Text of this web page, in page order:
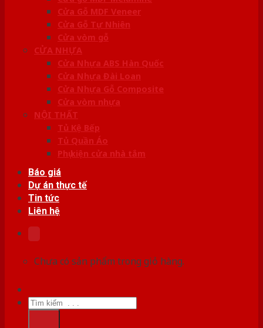
Cửa Gỗ MDF Veneer
Cửa Gỗ Tự Nhiên
Cửa vòm gỗ
CỬA NHỰA
Cửa Nhựa ABS Hàn Quốc
Cửa Nhựa Đài Loan
Cửa Nhựa Gỗ Composite
Cửa vòm nhựa
NỘI THẤT
Tủ Kệ Bếp
Tủ Quần Áo
Phụ kiện cửa nhà tắm
Báo giá
Dự án thực tế
Tin tức
Liên hệ
Chưa có sản phẩm trong giỏ hàng.
Tìm
kiếm: